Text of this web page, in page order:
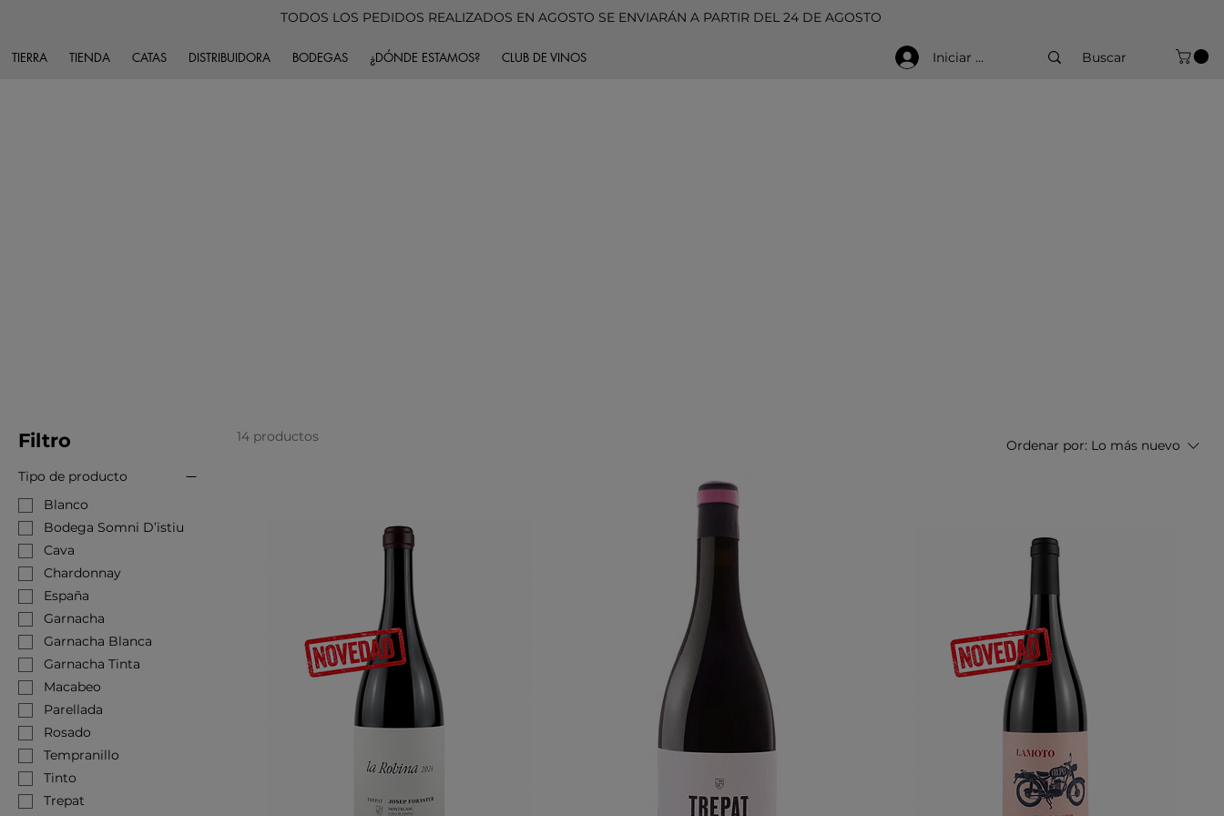
TODOS LOS PEDIDOS REALIZADOS EN AGOSTO SE ENVIARÁN A PARTIR DEL 24 DE AGOSTO
TIERRA TIENDA CATAS DISTRIBUIDORA BODEGAS ¿DÓNDE ESTAMOS? CLUB DE VINOS Iniciar sesión
Filtro
Tipo de producto
Blanco
Bodega Somni D’istiu
Cava
Chardonnay
España
Garnacha
Garnacha Blanca
Garnacha Tinta
Macabeo
Parellada
Rosado
Tempranillo
Tinto
Trepat
14 productos
Ordenar por: Lo más nuevo